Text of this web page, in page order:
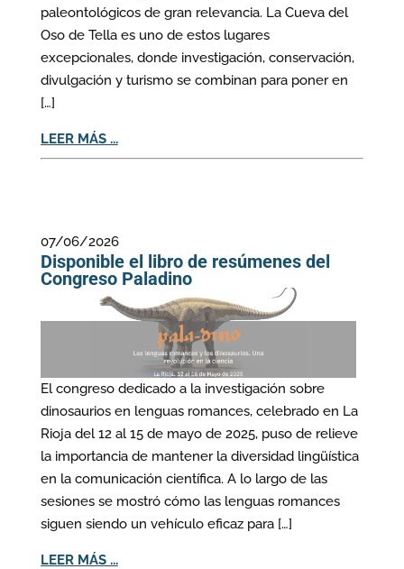
paleontológicos de gran relevancia. La Cueva del
Oso de Tella es uno de estos lugares
excepcionales, donde investigación, conservación,
divulgación y turismo se combinan para poner en
[…]
LEER MÁS ...
07/06/2026
Disponible el libro de resúmenes del
Congreso Paladino
El congreso dedicado a la investigación sobre
dinosaurios en lenguas romances, celebrado en La
Rioja del 12 al 15 de mayo de 2025, puso de relieve
la importancia de mantener la diversidad lingüística
en la comunicación científica. A lo largo de las
sesiones se mostró cómo las lenguas romances
siguen siendo un vehículo eficaz para […]
LEER MÁS ...